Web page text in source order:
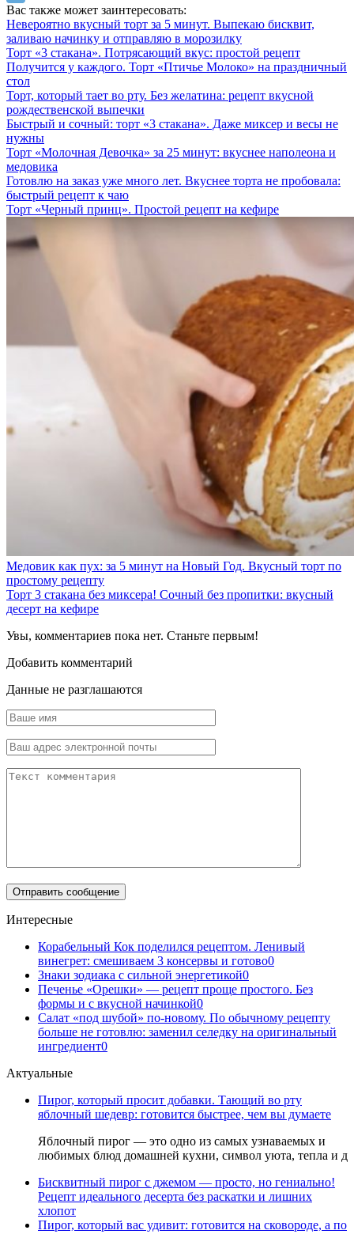
Вас также может заинтересовать:
Невероятно вкусный торт за 5 минут. Выпекаю бисквит,
заливаю начинку и отправляю в морозилку
Торт «3 стакана». Потрясающий вкус: простой рецепт
Получится у каждого. Торт «Птичье Молоко» на праздничный
стол
Торт, который тает во рту. Без желатина: рецепт вкусной
рождественской выпечки
Быстрый и сочный: торт «3 стакана». Даже миксер и весы не
нужны
Торт «Молочная Девочка» за 25 минут: вкуснее наполеона и
медовика
Готовлю на заказ уже много лет. Вкуснее торта не пробовала:
быстрый рецепт к чаю
Торт «Черный принц». Простой рецепт на кефире
Медовик как пух: за 5 минут на Новый Год. Вкусный торт по
простому рецепту
Торт 3 стакана без миксера! Сочный без пропитки: вкусный
десерт на кефире
Увы, комментариев пока нет. Станьте первым!
Добавить комментарий
Данные не разглашаются
Интересные
Корабельный Кок поделился рецептом. Ленивый
винегрет: смешиваем 3 консервы и готово0
Знаки зодиака с сильной энергетикой0
Печенье «Орешки» — рецепт проще простого. Без
формы и с вкусной начинкой0
Салат «под шубой» по-новому. По обычному рецепту
больше не готовлю: заменил селедку на оригинальный
ингредиент0
Актуальные
Пирог, который просит добавки. Тающий во рту
яблочный шедевр: готовится быстрее, чем вы думаете
Яблочный пирог — это одно из самых узнаваемых и
любимых блюд домашней кухни, символ уюта, тепла и д
Бисквитный пирог с джемом — просто, но гениально!
Рецепт идеального десерта без раскатки и лишних
хлопот
Пирог, который вас удивит: готовится на сковороде, а по